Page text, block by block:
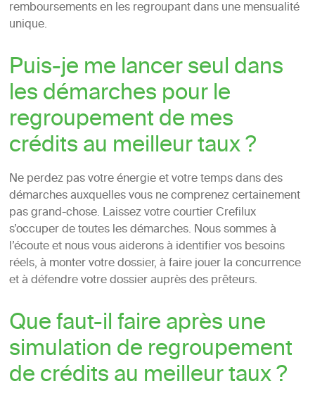
remboursements en les regroupant dans une mensualité
unique.
Puis-je me lancer seul dans
les démarches pour le
regroupement de mes
crédits au meilleur taux ?
Ne perdez pas votre énergie et votre temps dans des
démarches auxquelles vous ne comprenez certainement
pas grand-chose. Laissez votre courtier Crefilux
s’occuper de toutes les démarches. Nous sommes à
l’écoute et nous vous aiderons à identifier vos besoins
réels, à monter votre dossier, à faire jouer la concurrence
et à défendre votre dossier auprès des prêteurs.
Que faut-il faire après une
simulation de regroupement
de crédits au meilleur taux ?